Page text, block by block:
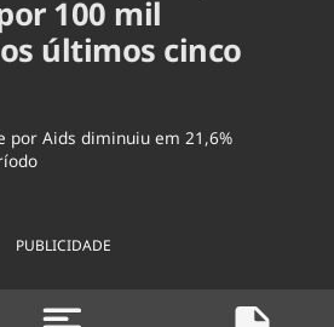
100 mil
últimos cinco
por Aids diminuiu em 21,6%
PUBLICIDADE